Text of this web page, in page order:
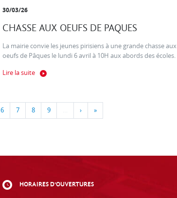
30/03/26
CHASSE AUX OEUFS DE PAQUES
La mairie convie les jeunes pirisiens à une grande chasse aux
oeufs de Pâques le lundi 6 avril à 10H aux abords des écoles.
Lire la suite
6 7 8 9 … › »
HORAIRES D'OUVERTURES